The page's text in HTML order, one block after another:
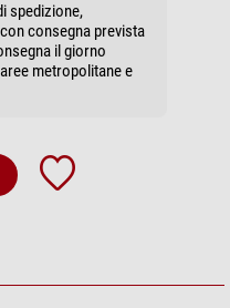
spedizione,
consegna prevista
il giorno
metropolitane e